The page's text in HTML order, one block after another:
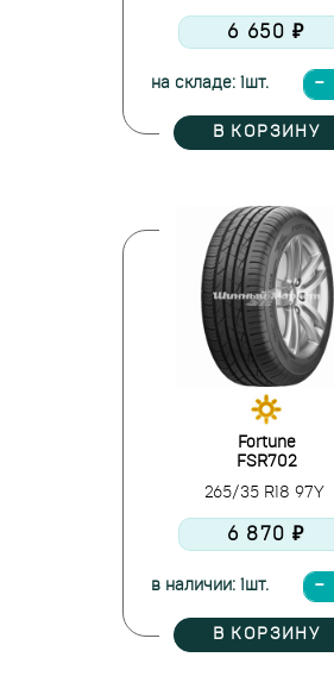
6 650 ₽
на складе: 1шт.
В КОРЗИНУ
Fortune
FSR702
265/35 R18 97Y
6 870 ₽
в наличии: 1шт.
В КОРЗИНУ